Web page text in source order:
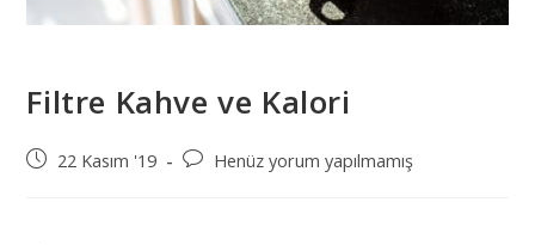
Filtre Kahve ve Kalori
22 Kasım '19 Henüz yorum yapılmamış